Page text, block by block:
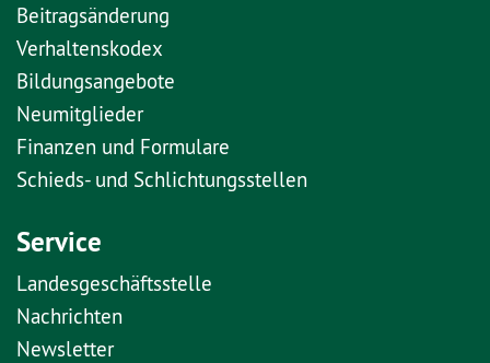
Beitragsänderung
Verhaltenskodex
Bildungsangebote
Neumitglieder
Finanzen und Formulare
Schieds- und Schlichtungsstellen
Service
Landesgeschäftsstelle
Nachrichten
Newsletter